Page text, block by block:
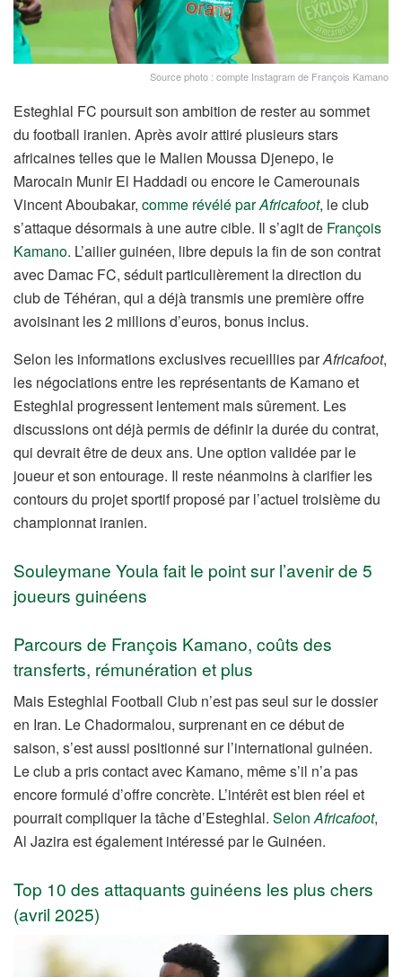
Source photo : compte Instagram de François Kamano
Esteghlal FC poursuit son ambition de rester au sommet
du football iranien. Après avoir attiré plusieurs stars
africaines telles que le Malien Moussa Djenepo, le
Marocain Munir El Haddadi ou encore le Camerounais
Vincent Aboubakar, comme révélé parAfricafoot, le club
s’attaque désormais à une autre cible. Il s’agit de François
Kamano. L’ailier guinéen, libre depuis la fin de son contrat
avec Damac FC, séduit particulièrement la direction du
club de Téhéran, qui a déjà transmis une première offre
avoisinant les 2 millions d’euros, bonus inclus.
Selon les informations exclusives recueillies parAfricafoot,
les négociations entre les représentants de Kamano et
Esteghlal progressent lentement mais sûrement. Les
discussions ont déjà permis de définir la durée du contrat,
qui devrait être de deux ans. Une option validée par le
joueur et son entourage. Il reste néanmoins à clarifier les
contours du projet sportif proposé par l’actuel troisième du
championnat iranien.
Souleymane Youla fait le point sur l’avenir de 5
joueurs guinéens
Parcours de François Kamano, coûts des
transferts, rémunération et plus
Mais Esteghlal Football Club n’est pas seul sur le dossier
en Iran. Le Chadormalou, surprenant en ce début de
saison, s’est aussi positionné sur l’international guinéen.
Le club a pris contact avec Kamano, même s’il n’a pas
encore formulé d’offre concrète. L’intérêt est bien réel et
pourrait compliquer la tâche d’Esteghlal. SelonAfricafoot,
Al Jazira est également intéressé par le Guinéen.
Top 10 des attaquants guinéens les plus chers
(avril 2025)